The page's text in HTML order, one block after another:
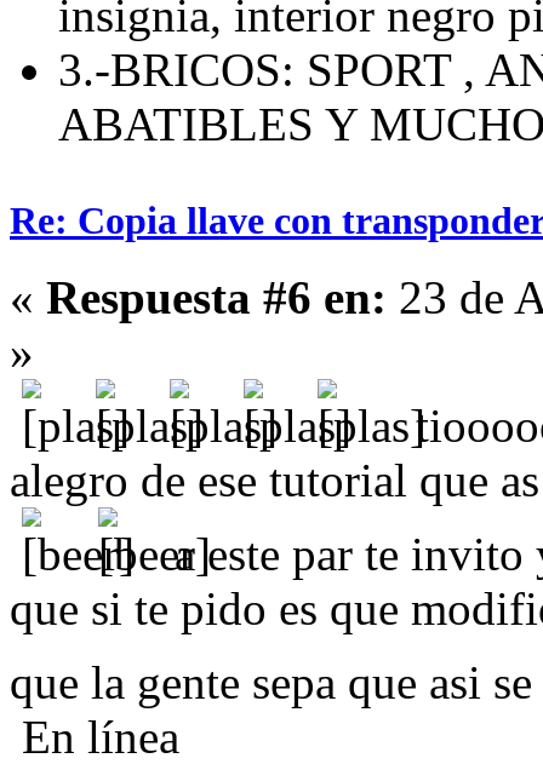
insignia, interior negro
3.-BRICOS: SPORT ,
ABATIBLES Y
Re: Copia llave con
« Respuesta #6 en: 23 de
»
tiooooo
alegro de ese tutorial que
a este par te invito
que si te pido es que
que la gente sepa que asi
En línea